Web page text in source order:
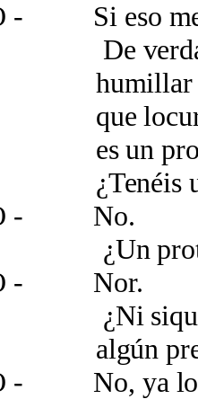
- Si eso me
De verdad
a
un
- No.
- ¿Un
- Nor.
- ¿Ni
- No, ya lo